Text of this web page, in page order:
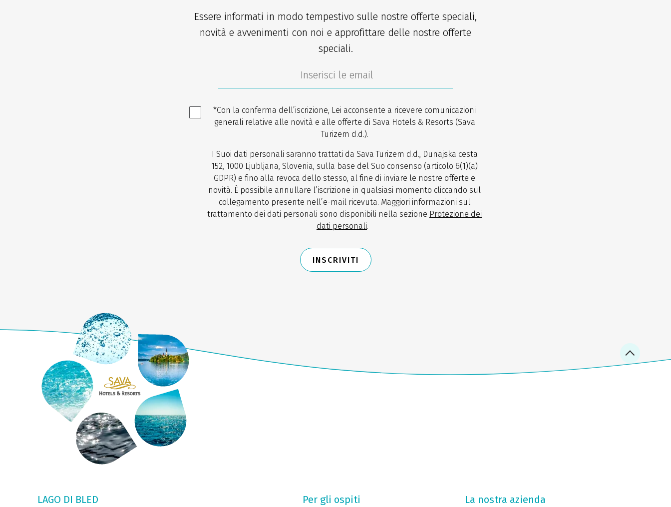
Essere informati in modo tempestivo sulle nostre offerte speciali,
novità e avvenimenti con noi e approfittare delle nostre offerte
speciali.
*Con la conferma dell’iscrizione, Lei acconsente a ricevere comunicazioni
generali relative alle novità e alle offerte di Sava Hotels & Resorts (Sava
Turizem d.d.).
I Suoi dati personali saranno trattati da Sava Turizem d.d., Dunajska cesta
152, 1000 Ljubljana, Slovenia, sulla base del Suo consenso (articolo 6(1)(a)
GDPR) e fino alla revoca dello stesso, al fine di inviare le nostre offerte e
novità. È possibile annullare l’iscrizione in qualsiasi momento cliccando sul
collegamento presente nell’e-mail ricevuta. Maggiori informazioni sul
trattamento dei dati personali sono disponibili nella sezione Protezione dei
dati personali.
INSCRIVITI
LAGO DI BLED Per gli ospiti La nostra azienda